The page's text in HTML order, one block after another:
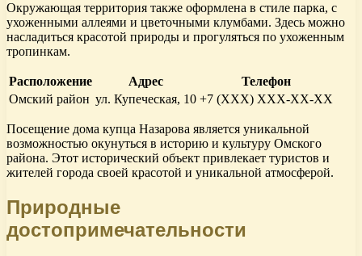
Окружающая территория также оформлена в стиле парка, с
ухоженными аллеями и цветочными клумбами. Здесь можно
насладиться красотой природы и прогуляться по ухоженным
тропинкам.
Расположение Адрес
Телефон
Омский район ул. Купеческая, 10 +7 (XXX) XXX-XX-XX
Посещение дома купца Назарова является уникальной
возможностью окунуться в историю и культуру Омского
района. Этот исторический объект привлекает туристов и
жителей города своей красотой и уникальной атмосферой.
Природные
достопримечательности